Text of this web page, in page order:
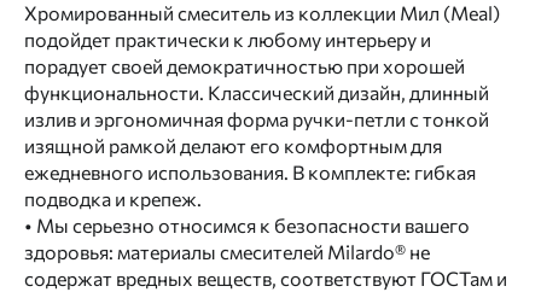
Хромированный смеситель из коллекции Мил (Meal)
подойдет практически к любому интерьеру и
порадует своей демократичностью при хорошей
функциональности. Классический дизайн, длинный
излив и эргономичная форма ручки-петли с тонкой
изящной рамкой делают его комфортным для
ежедневного использования. В комплекте: гибкая
подводка и крепеж.
• Мы серьезно относимся к безопасности вашего
здоровья: материалы смесителей Milardo® не
содержат вредных веществ, соответствуют ГОСТам и